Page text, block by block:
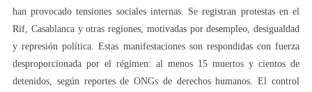
han provocado tensiones sociales internas. Se registran protestas en el
Rif, Casablanca y otras regiones, motivadas por desempleo, desigualdad
y represión política. Estas manifestaciones son respondidas con fuerza
desproporcionada por el régimen: al menos 15 muertos y cientos de
detenidos, según reportes de ONGs de derechos humanos. El control